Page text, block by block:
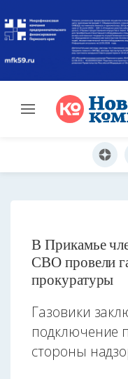
В Прикамье
СВО провели
прокуратуры
Газовики
подключение
стороны